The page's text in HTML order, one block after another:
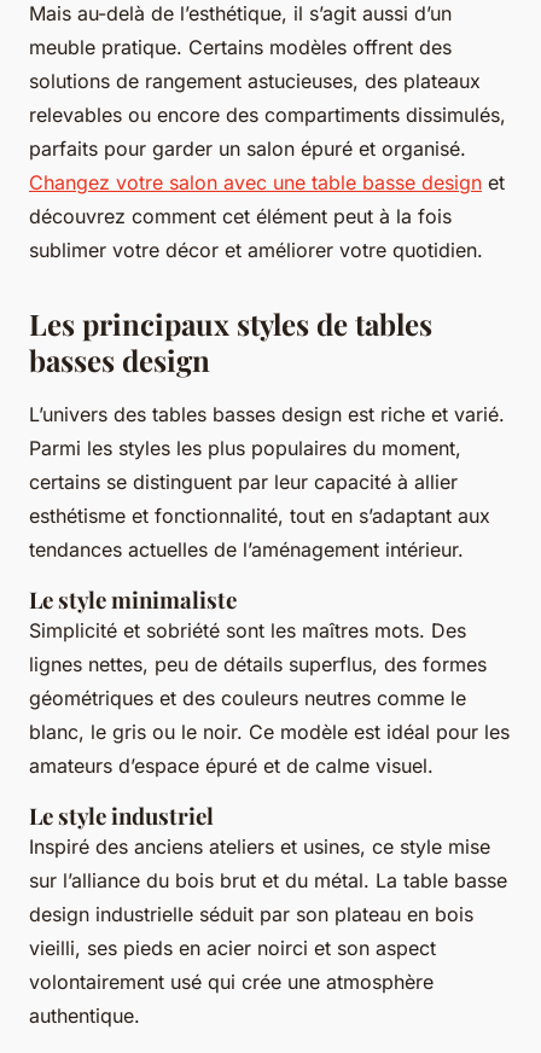
Mais au-delà de l’esthétique, il s’agit aussi d’un
meuble pratique. Certains modèles offrent des
solutions de rangement astucieuses, des plateaux
relevables ou encore des compartiments dissimulés,
parfaits pour garder un salon épuré et organisé.
Changez votre salon avec une table basse design et
découvrez comment cet élément peut à la fois
sublimer votre décor et améliorer votre quotidien.
Les principaux styles de tables
basses design
L’univers des tables basses design est riche et varié.
Parmi les styles les plus populaires du moment,
certains se distinguent par leur capacité à allier
esthétisme et fonctionnalité, tout en s’adaptant aux
tendances actuelles de l’aménagement intérieur.
Le style minimaliste
Simplicité et sobriété sont les maîtres mots. Des
lignes nettes, peu de détails superflus, des formes
géométriques et des couleurs neutres comme le
blanc, le gris ou le noir. Ce modèle est idéal pour les
amateurs d’espace épuré et de calme visuel.
Le style industriel
Inspiré des anciens ateliers et usines, ce style mise
sur l’alliance du bois brut et du métal. La table basse
design industrielle séduit par son plateau en bois
vieilli, ses pieds en acier noirci et son aspect
volontairement usé qui crée une atmosphère
authentique.